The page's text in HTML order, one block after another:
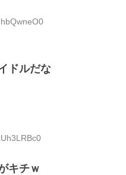
ドルだな
キチｗ